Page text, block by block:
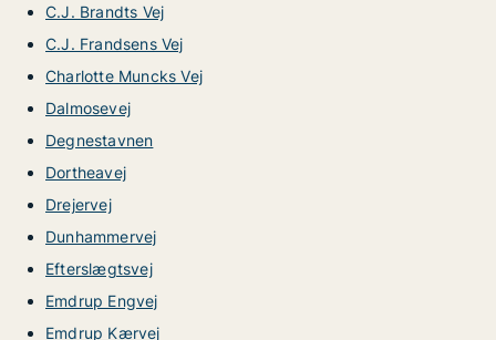
C.J. Brandts Vej
C.J. Frandsens Vej
Charlotte Muncks Vej
Dalmosevej
Degnestavnen
Dortheavej
Drejervej
Dunhammervej
Efterslægtsvej
Emdrup Engvej
Emdrup Kærvej